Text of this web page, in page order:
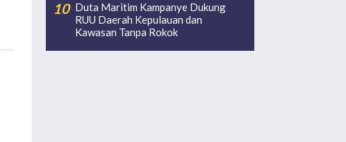
Duta Maritim Kampanye Dukung
RUU Daerah Kepulauan dan
Kawasan Tanpa Rokok